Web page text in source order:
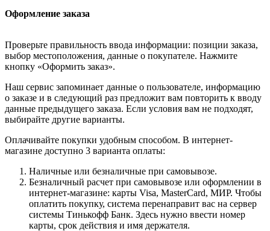
Оформление заказа
Проверьте правильность ввода информации: позиции заказа,
выбор местоположения, данные о покупателе. Нажмите
кнопку «Оформить заказ».
Наш сервис запоминает данные о пользователе, информацию
о заказе и в следующий раз предложит вам повторить к вводу
данные предыдущего заказа. Если условия вам не подходят,
выбирайте другие варианты.
Оплачивайте покупки удобным способом. В интернет-
магазине доступно 3 варианта оплаты:
Наличные или безналичные при самовывозе.
Безналичный расчет при самовывозе или оформлении в
интернет-магазине: карты Visa, MasterCard, МИР. Чтобы
оплатить покупку, система перенаправит вас на сервер
системы Тинькофф Банк. Здесь нужно ввести номер
карты, срок действия и имя держателя.